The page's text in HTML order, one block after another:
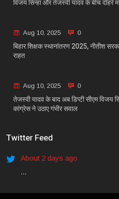
विजय सिन्हा और तेजस्वी यादव के बीच दोहरे
Aug 10, 2025 0
बिहार शिक्षक स्थानांतरण 2025, नीतीश
राहत
Aug 10, 2025 0
तेजस्वी यादव के बाद अब डिप्टी सीएम विजय
कांग्रेस ने उठाए गंभीर सवाल
Twitter Feed
About 2 days ago
...